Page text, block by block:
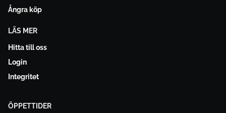
Ångra köp
LÄS MER
Hitta till oss
Login
Integritet
ÖPPETTIDER